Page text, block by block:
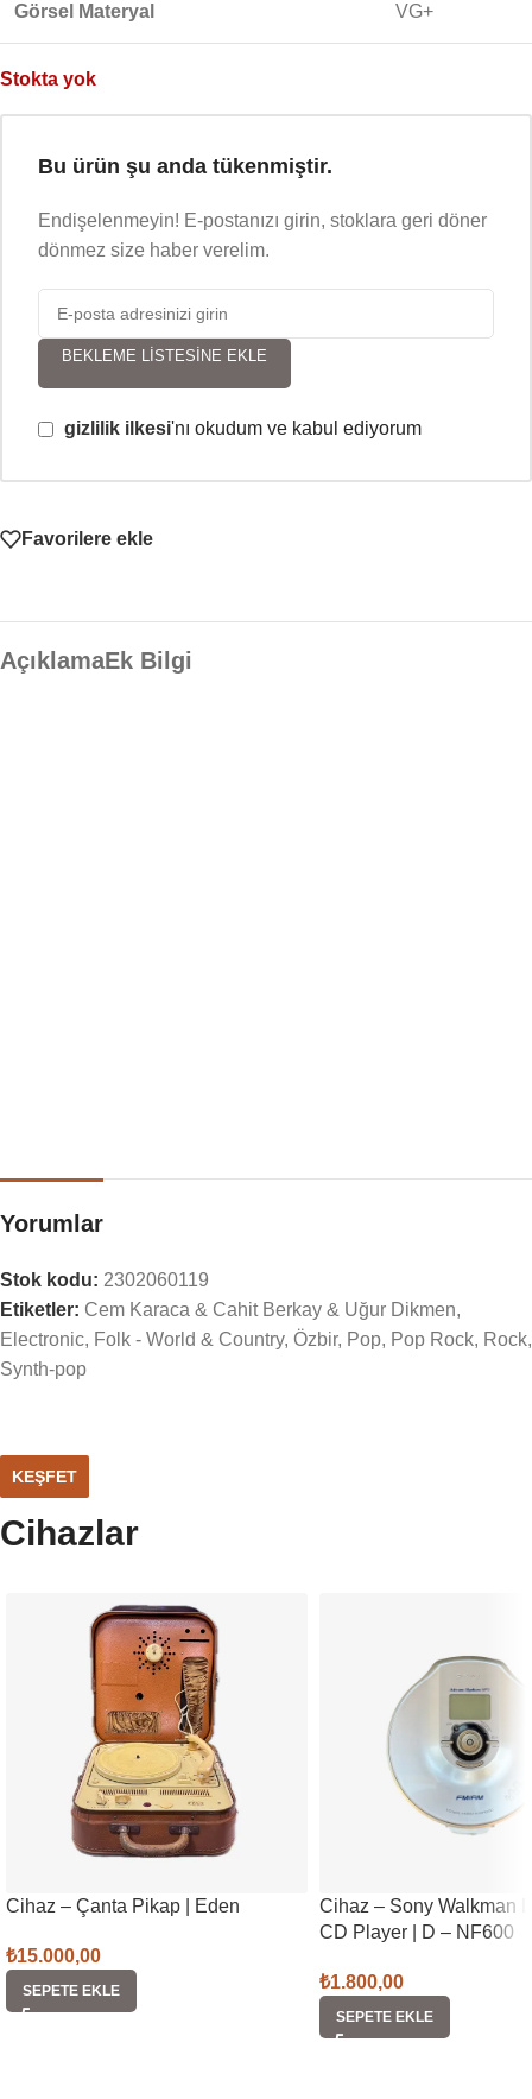
Görsel Materyal VG+
Stokta yok
Bu ürün şu anda tükenmiştir.
Endişelenmeyin! E-postanızı girin, stoklara geri döner
dönmez size haber verelim.
BEKLEME LISTESINE EKLE
gizlilik ilkesi'nı okudum ve kabul ediyorum
Favorilere ekle
AçıklamaEk Bilgi
Yorumlar
Stok kodu: 2302060119
Etiketler: Cem Karaca & Cahit Berkay & Uğur Dikmen,
Electronic, Folk - World & Country, Özbir, Pop, Pop Rock, Rock,
Synth-pop
KEŞFET
Cihazlar
Cihaz – Çanta Pikap | Eden
₺15.000,00
SEPETE EKLE
Cihaz – Sony Walkman
CD Player | D – NF600
₺1.800,00
SEPETE EKLE